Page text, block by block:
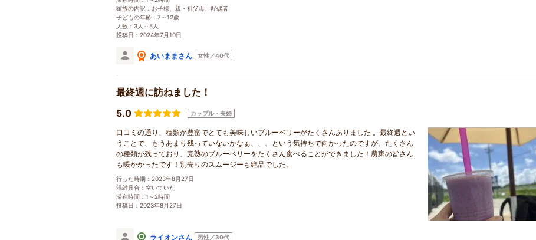
家族の内訳：お子様、親・祖父母、配偶者
子どもの年齢：7～12歳
人数：3人～5人
投稿日：2024年7月10日
あいままさん 女性／40代
最終週に訪ねました！
5.0
カップル・夫婦
口コミの通り、種類が豊富でとても美味しいブルーベリーがたくさんありました 。最終週とい
うことで、もうあまり残っていないかなぁ、、、という気持ちで向かったのですが、たくさん
の種類が残っており、完熟のブルーベリーをたくさん食べることができました！農家の皆さん
も暖かかったです！別売りのスムージーも絶品でした。
行った時期：2023年8月27日
混雑具合：空いていた
滞在時間：1～2時間
投稿日：2023年8月27日
ライオンさん 男性／30代